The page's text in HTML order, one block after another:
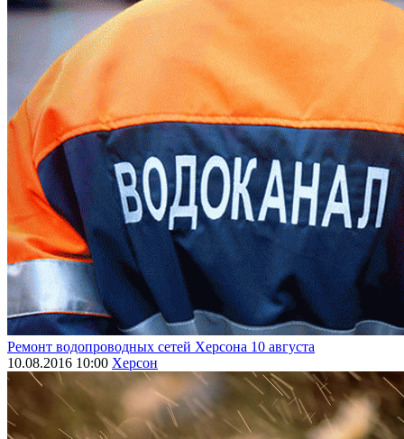
Ремонт водопроводных сетей Херсона 10 августа
10.08.2016 10:00 Херсон